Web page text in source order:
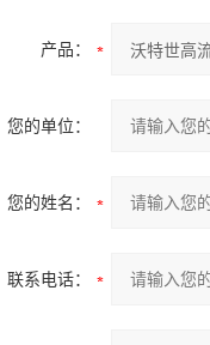
产品：
您的单位：
您的姓名：
联系电话：